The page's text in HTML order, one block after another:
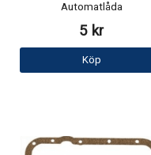
Automatlåda
5 kr
Köp